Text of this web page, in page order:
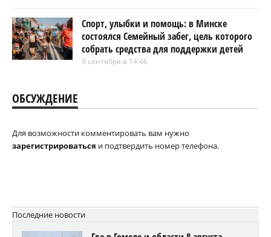
Спорт, улыбки и помощь: в Минске
состоялся Семейный забег, цель которого
собрать средства для поддержки детей
9 сентября в 14:46
ОБСУЖДЕНИЕ
Для возможности комментировать вам нужно
зарегистрироваться и подтвердить номер телефона.
Последние новости